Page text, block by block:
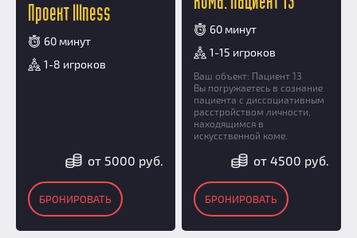
Проект Illness
60 минут
1-8 игроков
от 5000 руб.
БРОНИРОВАТЬ
60 минут
1-15 игроков
Ваш объект: Пациент 13
Вы погружаетесь в сознание
пациента с диссоциативным
расстройством личности,
находящимся в
искусственной коме.
от 4500 руб.
БРОНИРОВАТЬ